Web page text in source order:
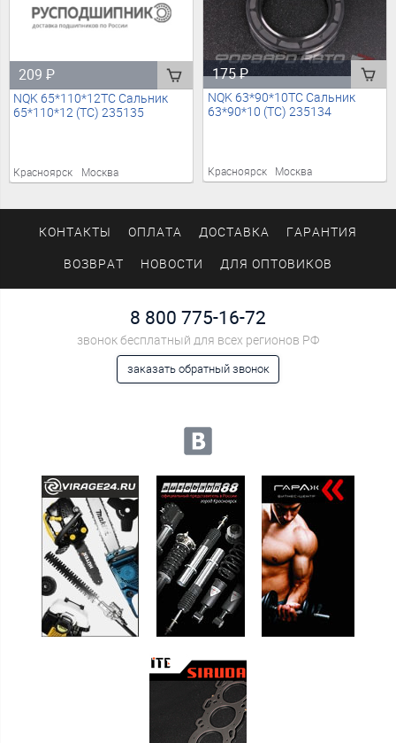
209₽
NQK 65*110*12TC Сальник
65*110*12 (TC) 235135
Красноярск Москва
175₽
NQK 63*90*10TC Сальник
63*90*10 (TC) 235134
Красноярск Москва
КОНТАКТЫ ОПЛАТА ДОСТАВКА ГАРАНТИЯ
ВОЗВРАТ НОВОСТИ ДЛЯ ОПТОВИКОВ
8 800 775-16-72
звонок бесплатный для всех регионов РФ
заказать обратный звонок